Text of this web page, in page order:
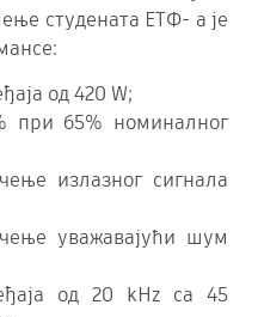
студената ЕТФ- а је
од 420 W;
при 65% номиналног
излазног сигнала
уважавајући шум
од 20 kHz са 45